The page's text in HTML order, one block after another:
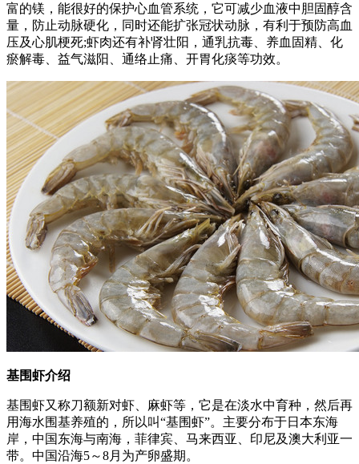
富的镁，能很好的保护心血管系统，它可减少血液中胆固醇含
量，防止动脉硬化，同时还能扩张冠状动脉，有利于预防高血
压及心肌梗死;虾肉还有补肾壮阳，通乳抗毒、养血固精、化
瘀解毒、益气滋阳、通络止痛、开胃化痰等功效。
基围虾介绍
基围虾又称刀额新对虾、麻虾等，它是在淡水中育种，然后再
用海水围基养殖的，所以叫“基围虾”。主要分布于日本东海
岸，中国东海与南海，菲律宾、马来西亚、印尼及澳大利亚一
带。中国沿海5～8月为产卵盛期。